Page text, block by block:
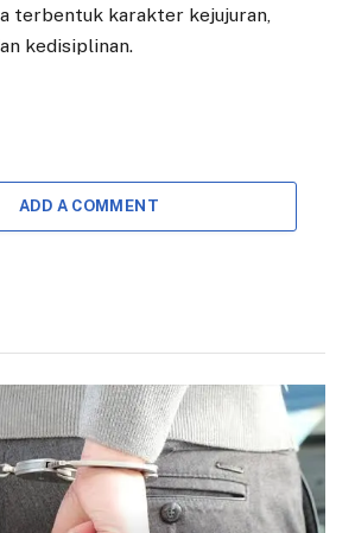
terbentuk karakter kejujuran,
kedisiplinan.
ADD A COMMENT